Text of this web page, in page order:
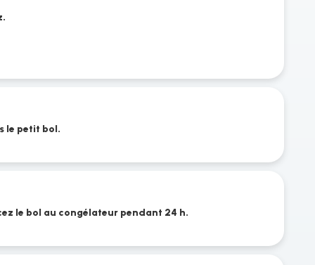
le petit bol.
le bol au congélateur pendant 24 h.